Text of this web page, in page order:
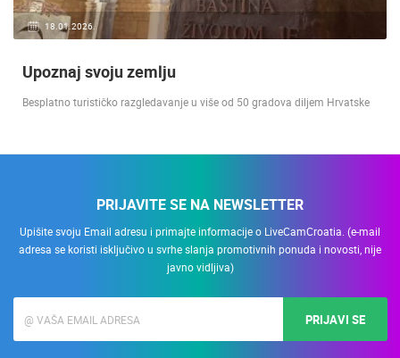
18.01.2026.
Upoznaj svoju zemlju
Besplatno turističko razgledavanje u više od 50 gradova diljem Hrvatske
PRIJAVITE SE NA NEWSLETTER
Upišite svoju Email adresu i primajte informacije o LiveCamCroatia. (e-mail
adresa se koristi isključivo u svrhe slanja promotivnih ponuda i novosti, nije
javno vidljiva)
PRIJAVI SE